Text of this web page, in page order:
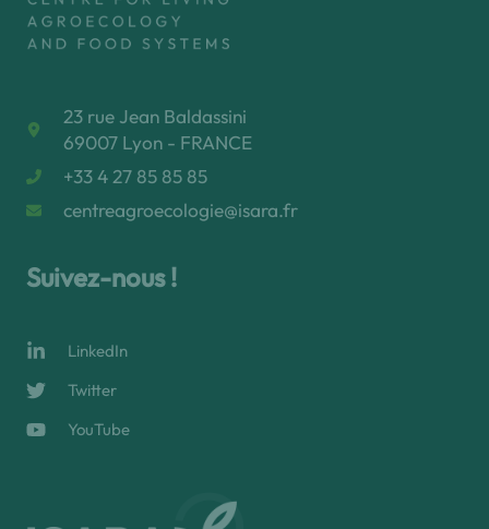
23 rue Jean Baldassini
69007 Lyon - FRANCE
+33 4 27 85 85 85
centreagroecologie@isara.fr
Suivez-nous !
LinkedIn
Twitter
YouTube